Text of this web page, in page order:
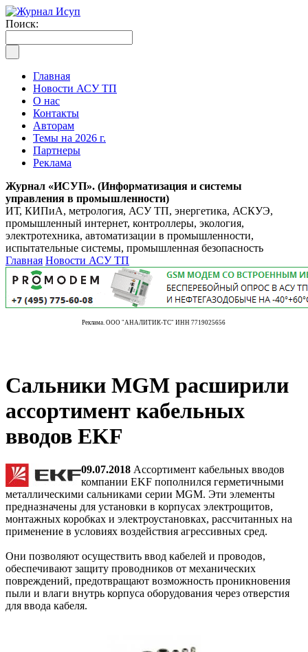
Поиск:
Главная
Новости АСУ ТП
О нас
Контакты
Авторам
Темы на 2026 г.
Партнеры
Реклама
Журнал «ИСУП». (Информатизация и системы
управления в промышленности)
ИТ, КИПиА, метрология, АСУ ТП, энергетика, АСКУЭ,
промышленный интернет, контроллеры, экология,
электротехника, автоматизации в промышленности,
испытательные системы, промышленная безопасность
Главная Новости АСУ ТП
Реклама. ООО "АНАЛИТИК-ТС" ИНН 7719025656
Сальники MGM расширили
ассортимент кабельных
вводов EKF
09.07.2018 Ассортимент кабельных вводов
компании EKF пополнился герметичными
металлическими сальниками серии MGM. Эти элементы
предназначены для установки в корпусах электрощитов,
монтажных коробках и электроустановках, рассчитанных на
применение в условиях воздействия агрессивных сред.
Они позволяют осуществить ввод кабелей и проводов,
обеспечивают защиту проводников от механических
повреждений, предотвращают возможность проникновения
пыли и влаги внутрь корпуса оборудования через отверстия
для ввода кабеля.